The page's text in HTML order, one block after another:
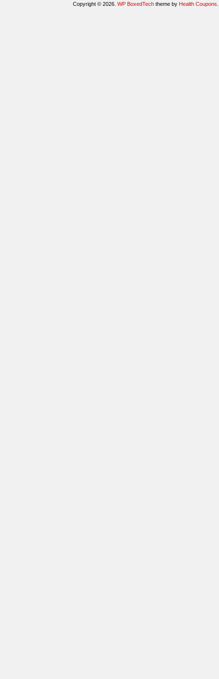
Copyright © 2026.WP BoxedTech theme by Health Coupons